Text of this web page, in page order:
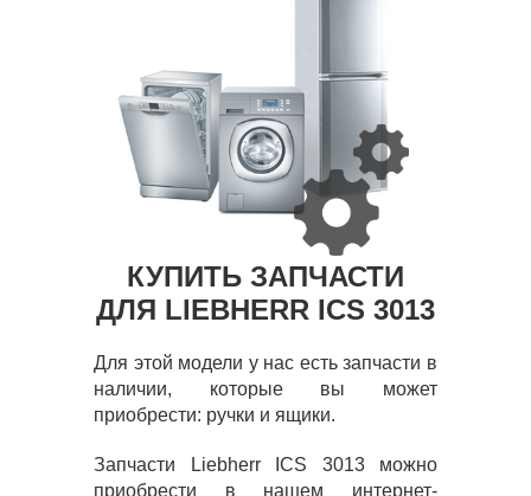
КУПИТЬ ЗАПЧАСТИ
ДЛЯ LIEBHERR ICS 3013
Для этой модели у нас есть запчасти в
наличии, которые вы может
приобрести: ручки и ящики.
Запчасти Liebherr ICS 3013 можно
приобрести в нашем интернет-